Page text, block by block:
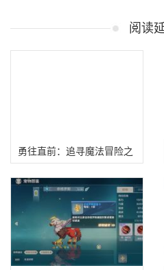
阅读
勇往直前：追寻魔法冒险之
梦